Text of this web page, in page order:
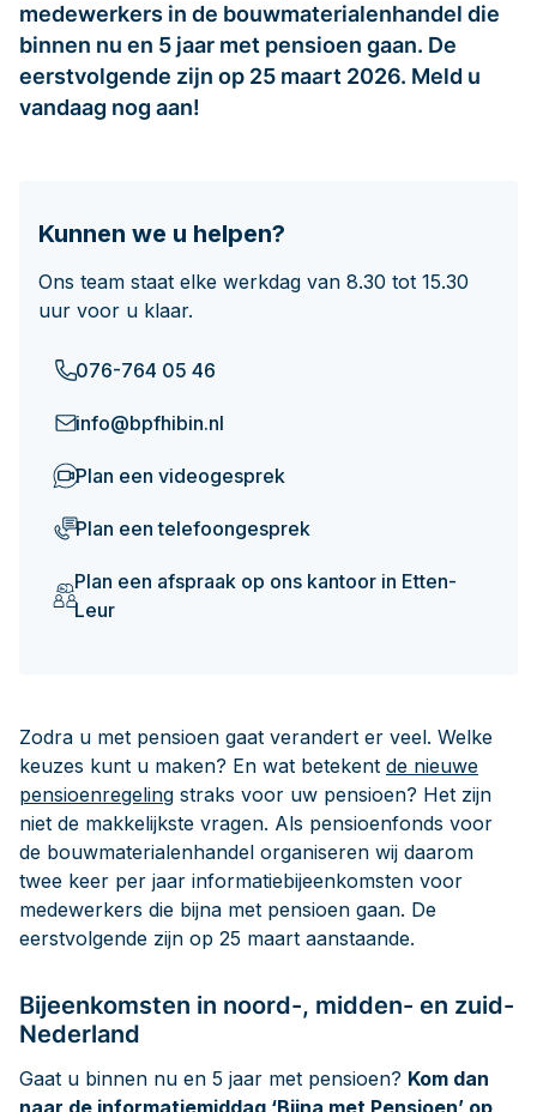
Over Bpf HiBiN
Documenten
Betaaldatums, specificaties en jaaropgaven
Hoeveel pensioen krijg ik later?
medewerkers in de bouwmaterialenhandel die
binnen nu en 5 jaar met pensioen gaan. De
eerstvolgende zijn op 25 maart 2026. Meld u
vandaag nog aan!
Kunnen we u helpen?
Ons team staat elke werkdag van 8.30 tot 15.30
uur voor u klaar.
076-764 05 46
info@bpfhibin.nl
Plan een videogesprek
Plan een telefoongesprek
Plan een afspraak op ons kantoor in Etten-
Leur
Zodra u met pensioen gaat verandert er veel. Welke
keuzes kunt u maken? En wat betekent de nieuwe
pensioenregeling straks voor uw pensioen? Het zijn
niet de makkelijkste vragen. Als pensioenfonds voor
de bouwmaterialenhandel organiseren wij daarom
twee keer per jaar informatiebijeenkomsten voor
medewerkers die bijna met pensioen gaan. De
eerstvolgende zijn op 25 maart aanstaande.
Bijeenkomsten in noord-, midden- en zuid-
Nederland
Gaat u binnen nu en 5 jaar met pensioen? Kom dan
naar de informatiemiddag ‘Bijna met Pensioen’ op